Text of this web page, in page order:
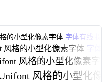
的小型化像素字体 字体有线 提
风格的小型化像素字体 字体
风格的小型化像素字体
风格的小型化像